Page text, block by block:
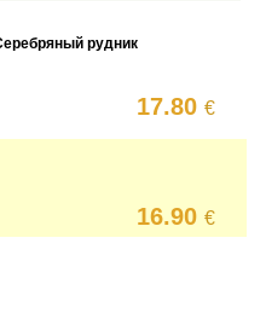
рудник
17.80€
16.90€